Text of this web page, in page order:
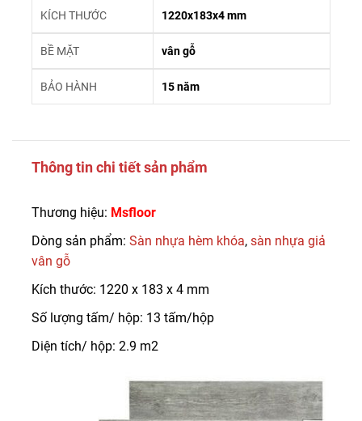
KÍCH THƯỚC 1220x183x4 mm
BỀ MẶT vân gỗ
BẢO HÀNH 15 năm
Thông tin chi tiết sản phẩm
Thương hiệu: Msfloor
Dòng sản phẩm: Sàn nhựa hèm khóa, sàn nhựa giả
vân gỗ
Kích thước: 1220 x 183 x 4 mm
Số lượng tấm/ hộp: 13 tấm/hộp
Diện tích/ hộp: 2.9 m2